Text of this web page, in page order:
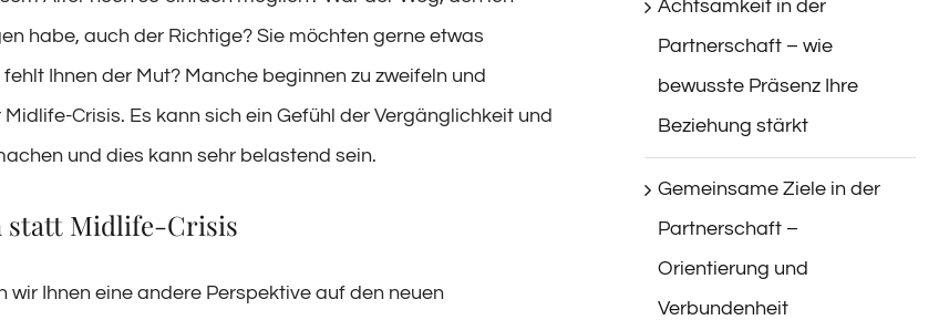
habe, auch der Richtige? Sie möchten gerne etwas
Ihnen der Mut? Manche beginnen zu zweifeln und
Crisis. Es kann sich ein Gefühl der Vergänglichkeit und
und dies kann sehr belastend sein.
statt Midlife-Crisis
wir Ihnen eine andere Perspektive auf den neuen
Achtsamkeit in der
Partnerschaft – wie
bewusste Präsenz Ihre
Beziehung stärkt
Gemeinsame Ziele in der
Partnerschaft –
Orientierung und
Verbundenheit